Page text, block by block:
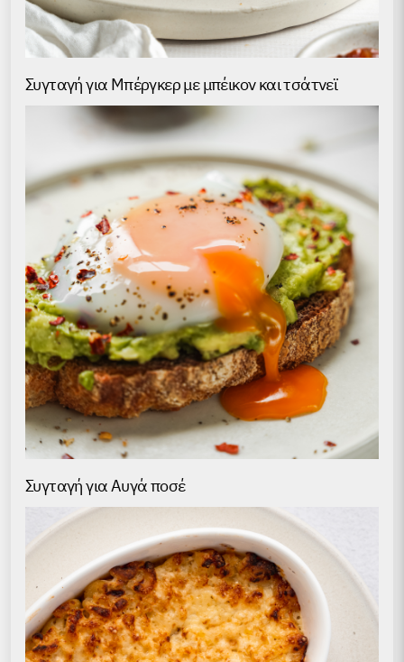
Συγταγή για Μπέργκερ με μπέικον και τσάτνεϊ
Συγταγή για Αυγά ποσέ